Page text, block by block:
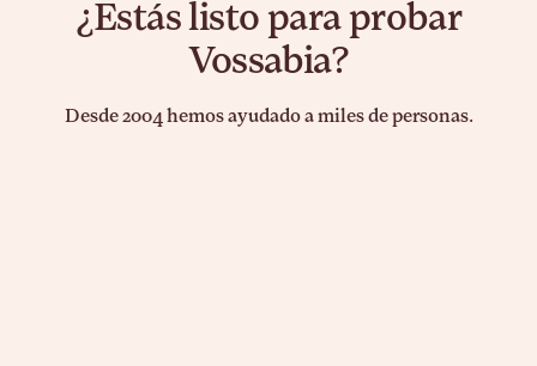
Desde 2004 hemos ayudado a miles de personas.
¿Estás listo para probar
Vossabia?